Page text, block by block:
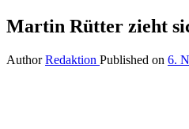
Martin Rütter zieht
Author Redaktion Published on 6.